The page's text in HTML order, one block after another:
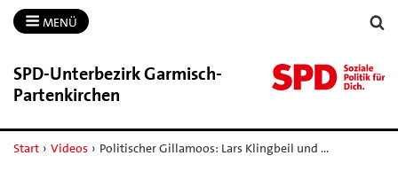
MENÜ
SPD-​Unterbezirk Garmisch-​
Partenkirchen
Start › Videos › Politischer Gillamoos: Lars Klingbeil und …